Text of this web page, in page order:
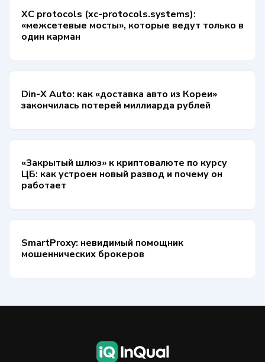
XC protocols (xc-protocols.systems):
«межсетевые мосты», которые ведут только в
один карман
Din-X Auto: как «доставка авто из Кореи»
закончилась потерей миллиарда рублей
«Закрытый шлюз» к криптовалюте по курсу
ЦБ: как устроен новый развод и почему он
работает
SmartProxy: невидимый помощник
мошеннических брокеров